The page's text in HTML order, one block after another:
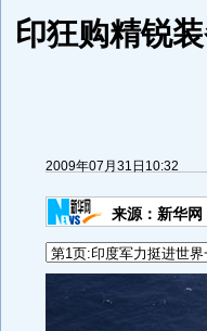
印狂购精锐
2009年07月31日10:32
来源： 新华网